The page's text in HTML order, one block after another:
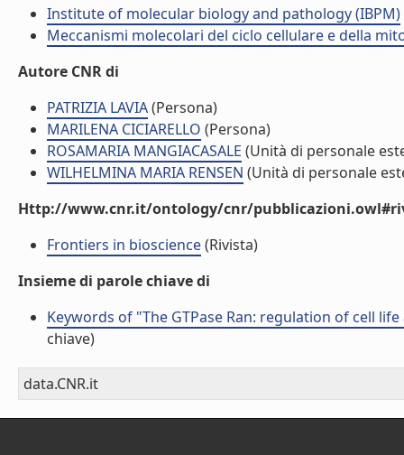
Institute of molecular biology and pathology (IBPM)
Meccanismi molecolari del ciclo cellulare e della
Autore CNR di
PATRIZIA LAVIA(Persona)
MARILENA CICIARELLO (Persona)
ROSAMARIA MANGIACASALE (Unità di personale
WILHELMINA MARIA RENSEN (Unità di personale
Http://www.cnr.it/ontology/cnr/
Frontiers in bioscience(Rivista)
Insieme di parole chiave di
Keywords of "The GTPase Ran: regulation of cell
chiave)
data.CNR.it